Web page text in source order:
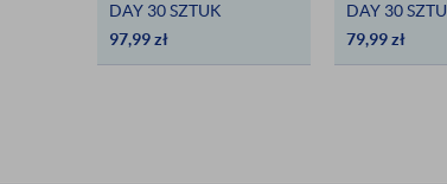
DAY 30 SZTUK
97,99zł
DAY 30
79,99zł